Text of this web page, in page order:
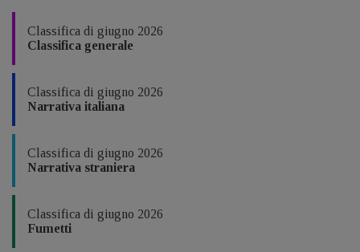
Classifica di giugno 2026
Classifica generale
Classifica di giugno 2026
Narrativa italiana
Classifica di giugno 2026
Narrativa straniera
Classifica di giugno 2026
Fumetti